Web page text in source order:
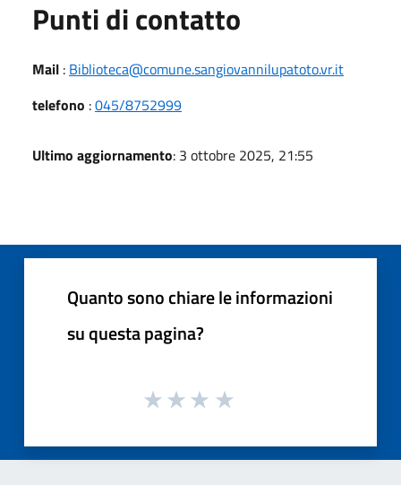
Punti di contatto
Mail : Biblioteca@comune.sangiovannilupatoto.vr.it
telefono :045/8752999
Ultimo aggiornamento: 3 ottobre 2025, 21:55
Quanto sono chiare le informazioni
su questa pagina?